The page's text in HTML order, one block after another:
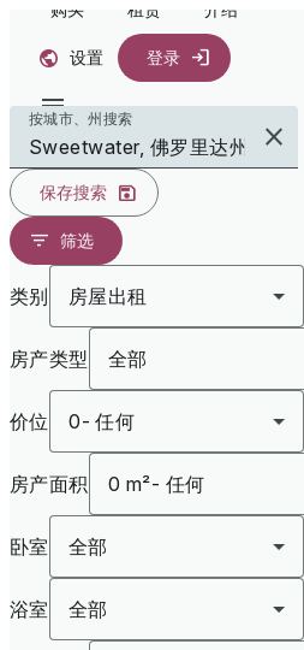
购买 租赁 介绍
设置 登录
按城市、州搜索
保存搜索
筛选
类别 房屋出租
房产类型 全部
价位 0- 任何
房产面积 0 m²- 任何
卧室 全部
浴室 全部